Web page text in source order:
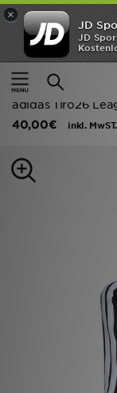
×
JD
JD
Home
Kinder
adidas Tiro26
40,00€
inkl. MwST.
ANGEBOTE
Neuheiten
Herren
Kinder